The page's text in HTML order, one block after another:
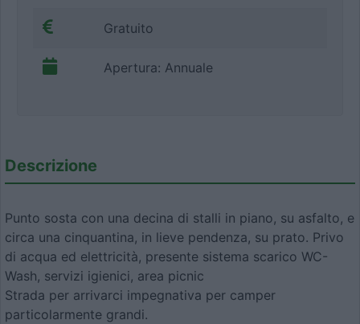
Gratuito
Apertura: Annuale
Descrizione
Punto sosta con una decina di stalli in piano, su asfalto, e
circa una cinquantina, in lieve pendenza, su prato. Privo
di acqua ed elettricità, presente sistema scarico WC-
Wash, servizi igienici, area picnic
Strada per arrivarci impegnativa per camper
particolarmente grandi.